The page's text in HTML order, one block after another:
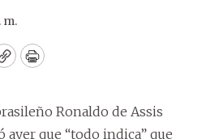
m.
CopyPrint
Ronaldo de Assis
ayer que “todo indica” que